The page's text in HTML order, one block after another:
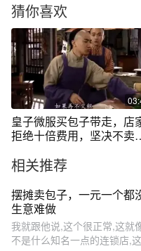
猜你喜欢
皇子微服买包子带走，店
拒绝十倍费用，坚决不卖
相关推荐
摆摊卖包子，一元一个都
生意难做
我就跟他说,这个很正常,这就
不是什么知名一点的连锁店,